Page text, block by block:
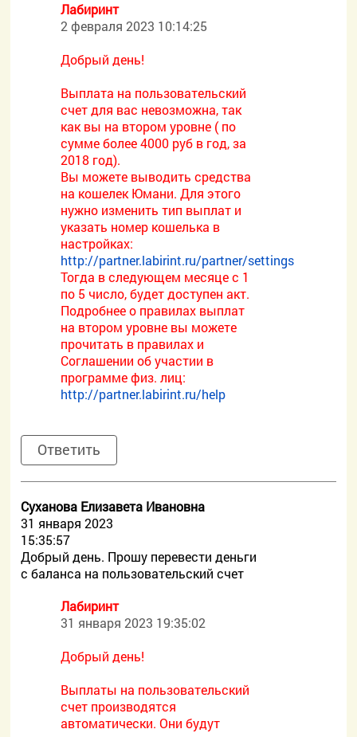
Лабиринт
2 февраля 2023 10:14:25
Добрый день!
Выплата на пользовательский
счет для вас невозможна, так
как вы на втором уровне ( по
сумме более 4000 руб в год, за
2018 год).
Вы можете выводить средства
на кошелек Юмани. Для этого
нужно изменить тип выплат и
указать номер кошелька в
настройках:
http://partner.labirint.ru/partner/settings
Тогда в следующем месяце с 1
по 5 число, будет доступен акт.
Подробнее о правилах выплат
на втором уровне вы можете
прочитать в правилах и
Соглашении об участии в
программе физ. лиц:
http://partner.labirint.ru/help
Ответить
Суханова Елизавета Ивановна
31 января 2023
15:35:57
Добрый день. Прошу перевести деньги
с баланса на пользовательский счет
Лабиринт
31 января 2023 19:35:02
Добрый день!
Выплаты на пользовательский
счет производятся
автоматически. Они будут